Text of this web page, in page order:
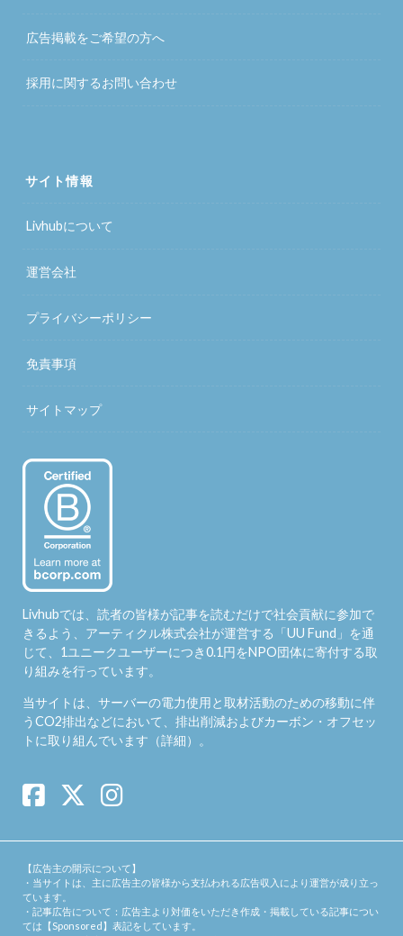
広告掲載をご希望の方へ
採用に関するお問い合わせ
サイト情報
Livhubについて
運営会社
プライバシーポリシー
免責事項
サイトマップ
Livhubでは、読者の皆様が記事を読むだけで社会貢献に参加で
きるよう、アーティクル株式会社が運営する「UU Fund 」を通
じて、1ユニークユーザーにつき0.1円をNPO団体に寄付する取
り組みを行っています。
当サイトは、サーバーの電力使用と取材活動のための移動に伴
うCO2排出などにおいて、排出削減およびカーボン・オフセッ
トに取り組んでいます（詳細）。
【広告主の開示について】
・当サイトは、主に広告主の皆様から支払われる広告収入により運営が成り立っ
ています。
・記事広告について：広告主より対価をいただき作成・掲載している記事につい
ては【Sponsored】表記をしています。